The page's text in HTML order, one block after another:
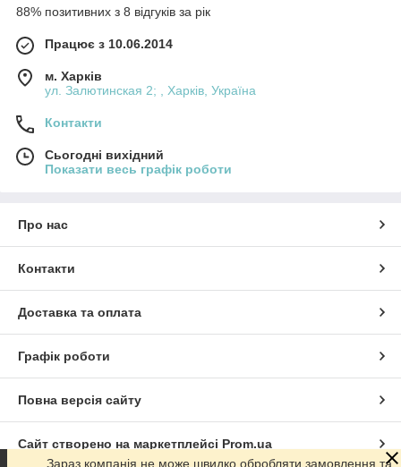
88% позитивних з 8 відгуків за рік
Працює з 10.06.2014
м. Харків
ул. Залютинская 2; , Харків, Україна
Контакти
Сьогодні вихідний
Показати весь графік роботи
Про нас
Контакти
Доставка та оплата
Графік роботи
Повна версія сайту
Сайт створено на маркетплейсі Prom.ua
Зараз компанія не може швидко обробляти замовлення та